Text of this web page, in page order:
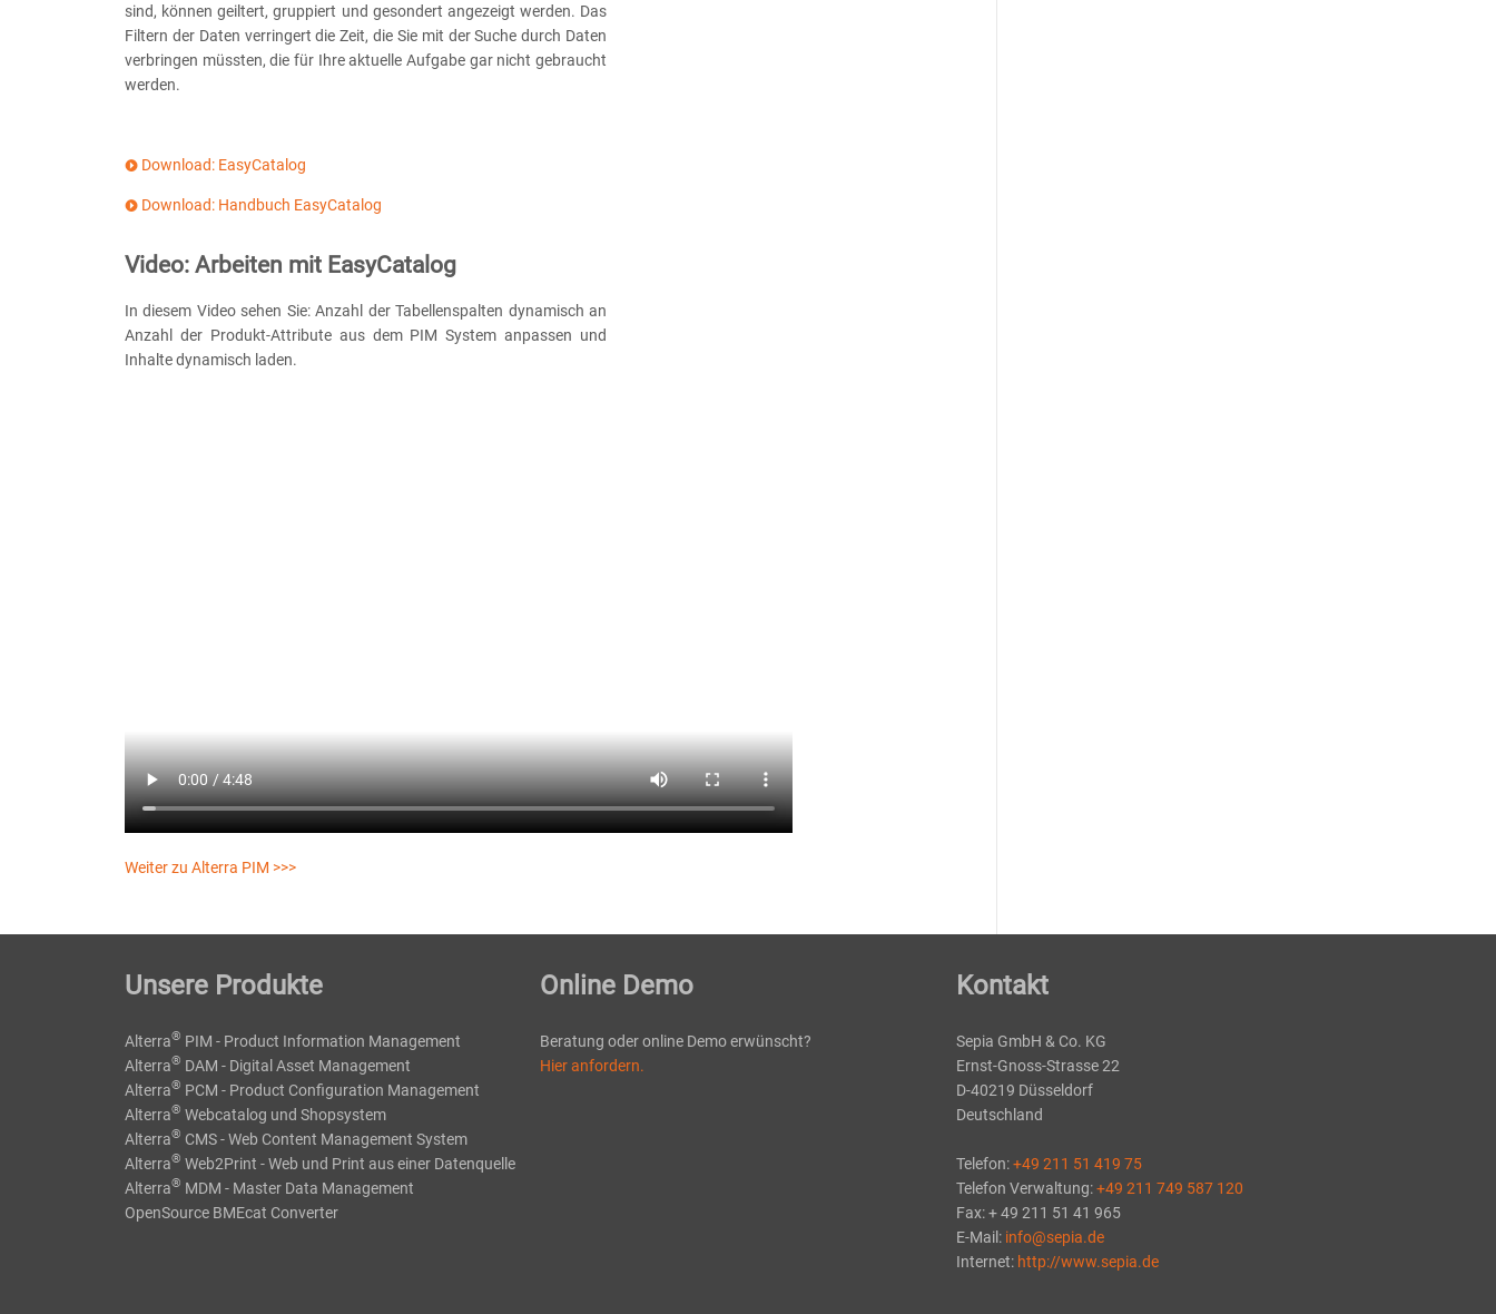
sind, können geiltert, gruppiert und gesondert angezeigt werden. Das
Filtern der Daten verringert die Zeit, die Sie mit der Suche durch Daten
verbringen müssten, die für Ihre aktuelle Aufgabe gar nicht gebraucht
werden.
Download: EasyCatalog
Download: Handbuch EasyCatalog
Video: Arbeiten mit EasyCatalog
In diesem Video sehen Sie: Anzahl der Tabellenspalten dynamisch an
Anzahl der Produkt-Attribute aus dem PIM System anpassen und
Inhalte dynamisch laden.
Weiter zu Alterra PIM >>>
Unsere Produkte
Alterra® PIM - Product Information Management
Alterra® DAM - Digital Asset Management
Alterra® PCM - Product Configuration Management
Alterra® Webcatalog und Shopsystem
Alterra® CMS - Web Content Management System
Alterra® Web2Print - Web und Print aus einer Datenquelle
Alterra® MDM - Master Data Management
OpenSource BMEcat Converter
Online Demo
Beratung oder online Demo erwünscht?
Hier anfordern.
Kontakt
Sepia GmbH & Co. KG
Ernst-Gnoss-Strasse 22
D-40219 Düsseldorf
Deutschland
Telefon:+49 211 51 419 75
Telefon Verwaltung:+49 211 749 587 120
Fax: + 49 211 51 41 965
E-Mail: info@sepia.de
Internet: http://www.sepia.de